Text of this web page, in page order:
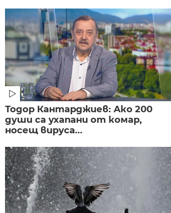
Тодор Кантарджиев: Ако 200
души са ухапани от комар,
носещ вируса...